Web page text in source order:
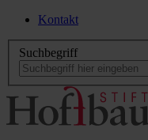
Kontakt
Suchbegriff